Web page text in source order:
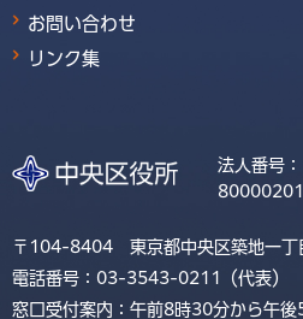
お問い合わせ
リンク集
法人番号：
〒104-8404 東京都中央区築地一丁
電話番号：03-3543-0211（代表）
窓口受付案内：午前8時30分から午後